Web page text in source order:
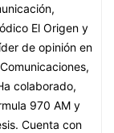
El Origen y
de opinión en
colaborado,
970 AM y
Cuenta con